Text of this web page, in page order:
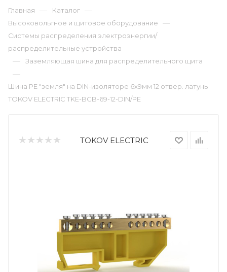
Главная — Каталог —
Высоковольтное и щитовое оборудование —
Системы распределения электроэнергии/
распределительные устройства
— Заземляющая шина для распределительного щита
—
Шина PE "земля" на DIN-изоляторе 6х9мм 12 отвер. латунь
TOKOV ELECTRIC TKE-BCB-69-12-DIN/PE
TOKOV ELECTRIC